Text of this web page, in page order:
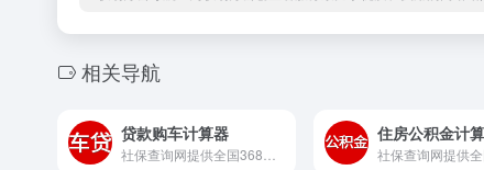
相关导航
贷款购车计算器 住房公积金计